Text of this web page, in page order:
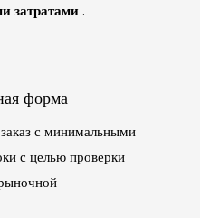
затратами.
форма
с минимальными
с целью проверки